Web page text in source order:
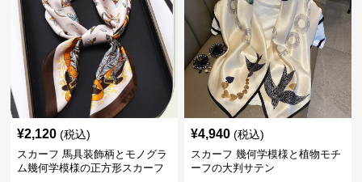
¥2,120 (税込)
スカーフ 馬具装飾柄とモノグラ
ム幾何学模様の正方形スカーフ
¥4,940 (税込)
スカーフ 幾何学模様と植物モチ
ーフの大判サテン